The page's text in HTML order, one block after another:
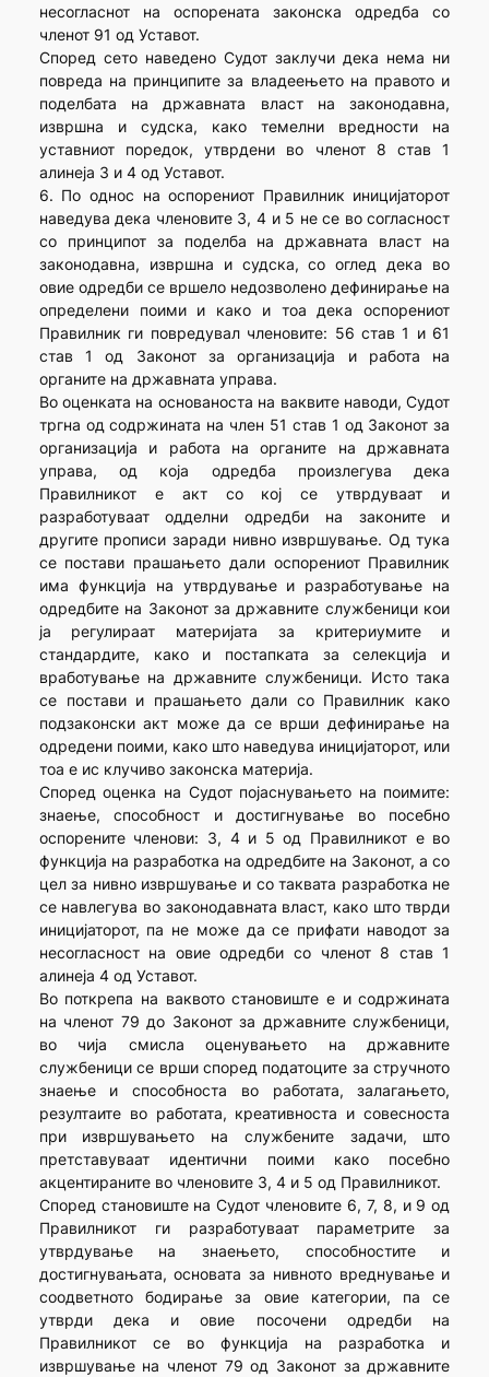
несогласнот на оспорената законска одредба со
членот 91 од Уставот.
Според сето наведено Судот заклучи дека нема ни
повреда на принципите за владеењето на правото и
поделбата на државната власт на законодавна,
извршна и судска, како темелни вредности на
уставниот поредок, утврдени во членот 8 став 1
алинеја 3 и 4 од Уставот.
6. По однос на оспорениот Правилник иницијаторот
наведува дека членовите 3, 4 и 5 не се во согласност
со принципот за поделба на државната власт на
законодавна, извршна и судска, со оглед дека во
овие одредби се вршело недозволено дефинирање на
определени поими и како и тоа дека оспорениот
Правилник ги повредувал членовите: 56 став 1 и 61
став 1 од Законот за организација и работа на
органите на државната управа.
Во оценката на основаноста на ваквите наводи, Судот
тргна од содржината на член 51 став 1 од Законот за
организација и работа на органите на државната
управа, од која одредба произлегува дека
Правилникот е акт со кој се утврдуваат и
разработуваат одделни одредби на законите и
другите прописи заради нивно извршување. Од тука
се постави прашањето дали оспорениот Правилник
има функција на утврдување и разработување на
одредбите на Законот за државните службеници кои
ја регулираат материјата за критериумите и
стандардите, како и постапката за селекција и
вработување на државните службеници. Исто така
се постави и прашањето дали со Правилник како
подзаконски акт може да се врши дефинирање на
одредени поими, како што наведува иницијаторот, или
тоа е ис клучиво законска материја.
Според оценка на Судот појаснувањето на поимите:
знаење, способност и достигнување во посебно
оспорените членови: 3, 4 и 5 од Правилникот е во
функција на разработка на одредбите на Законот, а со
цел за нивно извршување и со таквата разработка не
се навлегува во законодавната власт, како што тврди
иницијаторот, па не може да се прифати наводот за
несогласност на овие одредби со членот 8 став 1
алинеја 4 од Уставот.
Во поткрепа на ваквото становиште е и содржината
на членот 79 до Законот за државните службеници,
во чија смисла оценувањето на државните
службеници се врши според податоците за стручното
знаење и способноста во работата, залагањето,
резултаите во работата, креативноста и совесноста
при извршувањето на службените задачи, што
претставуваат идентични поими како посебно
акцентираните во членовите 3, 4 и 5 од Правилникот.
Според становиште на Судот членовите 6, 7, 8, и 9 од
Правилникот ги разработуваат параметрите за
утврдување на знаењето, способностите и
достигнувањата, основата за нивното вреднување и
соодветното бодирање за овие категории, па се
утврди дека и овие посочени одредби на
Правилникот се во функција на разработка и
извршување на членот 79 од Законот за државните